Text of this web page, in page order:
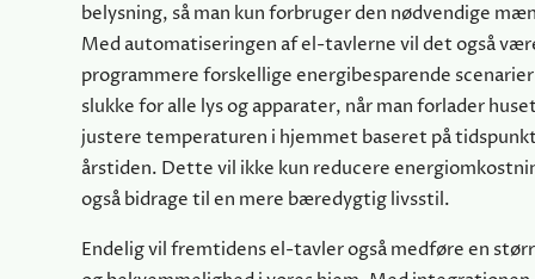
belysning, så man kun forbruger den nødvendige
Med automatiseringen af el-tavlerne vil det også
programmere forskellige energibesparende
slukke for alle lys og apparater, når man forlader
justere temperaturen i hjemmet baseret på
årstiden. Dette vil ikke kun reducere
også bidrage til en mere bæredygtig livsstil.
Endelig vil fremtidens el-tavler også medføre en